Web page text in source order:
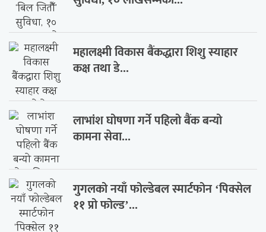
महालक्ष्मी विकास बैंकद्धारा शिशु स्याहार
कक्ष तथा डे...
लाभांश घोषणा गर्ने पहिलो बैंक बन्यो
कामना सेवा...
गुगलको नयाँ फोल्डेबल स्मार्टफोन ‘पिक्सेल
११ प्रो फोल्ड’...